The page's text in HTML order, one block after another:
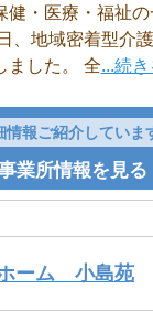
健・医療・福祉の
、地域密着型介
ました。 全...続
情報ご紹介していま
業所情報を見る
ーム 小島苑